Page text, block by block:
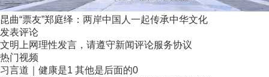
昆曲“票友”郑庭绎：两岸中国人一起传承中华文化
发表评论
文明上网理性发言，请遵守新闻评论服务协议
热门视频
习言道｜健康是1 其他是后面的0